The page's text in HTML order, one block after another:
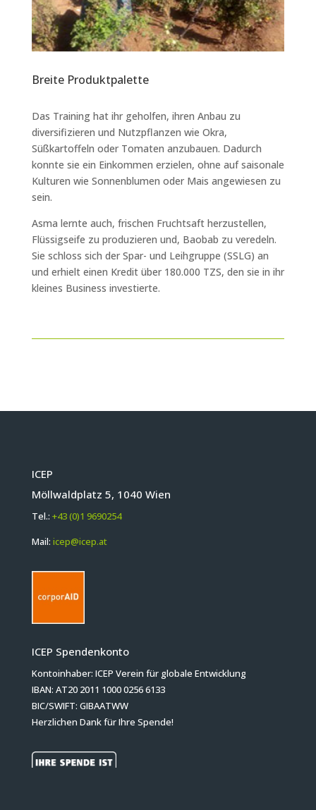
Breite Produktpalette
Das Training hat ihr geholfen, ihren Anbau zu
diversifizieren und Nutzpflanzen wie Okra,
Süßkartoffeln oder Tomaten anzubauen. Dadurch
konnte sie ein Einkommen erzielen, ohne auf saisonale
Kulturen wie Sonnenblumen oder Mais angewiesen zu
sein.
Asma lernte auch, frischen Fruchtsaft herzustellen,
Flüssigseife zu produzieren und, Baobab zu veredeln.
Sie schloss sich der Spar- und Leihgruppe (SSLG) an
und erhielt einen Kredit über 180.000 TZS, den sie in ihr
kleines Business investierte.
ICEP
Möllwaldplatz 5, 1040 Wien
Tel.: +43 (0)1 9690254
Mail: icep@icep.at
ICEP Spendenkonto
Kontoinhaber: ICEP Verein für globale Entwicklung
IBAN: AT20 2011 1000 0256 6133
BIC/SWIFT: GIBAATWW
Herzlichen Dank für Ihre Spende!